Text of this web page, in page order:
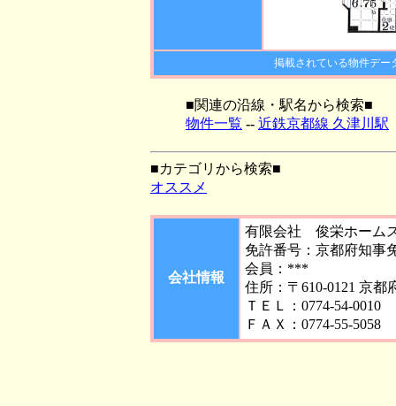
掲載されている物件デー
■関連の沿線・駅名から検索■
物件一覧 -- 近鉄京都線 久津川駅
■カテゴリから検索■
オススメ
会社情報
有限会社 俊栄ホーム
免許番号：京都府知事
会員：***
住所：〒610-0121 京都
ＴＥＬ：0774-54-0010
ＦＡＸ：0774-55-5058